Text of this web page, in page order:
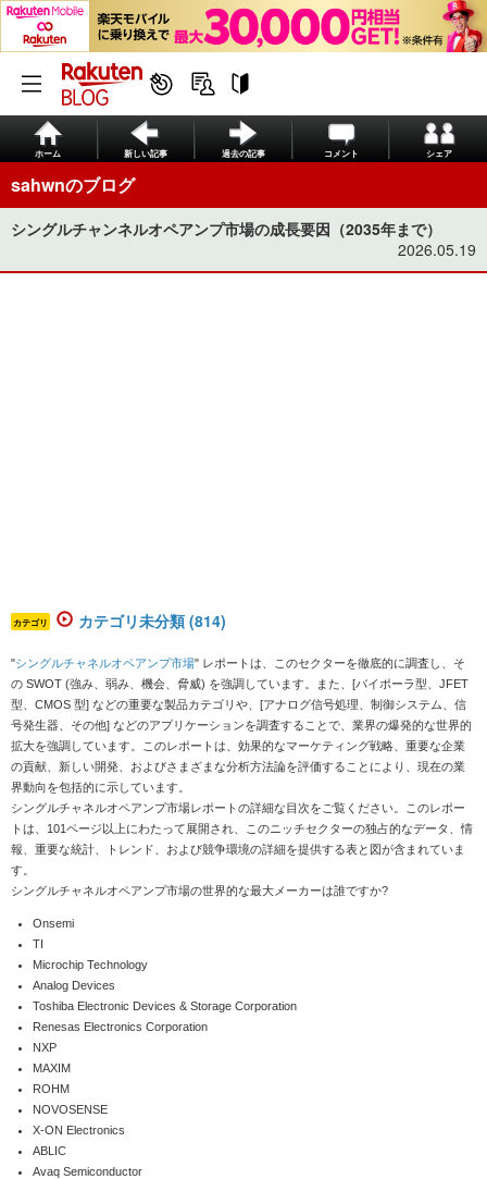
ホーム 新しい記事 過去の記事 コメント シェア
sahwnのブログ
シングルチャンネルオペアンプ市場の成長要因（2035年まで）
2026.05.19
カテゴリ カテゴリ未分類 (814)
"シングルチャネルオペアンプ市場" レポートは、このセクターを徹底的に調査し、そ
の SWOT (強み、弱み、機会、脅威) を強調しています。また、[バイポーラ型、JFET
型、CMOS 型] などの重要な製品カテゴリや、[アナログ信号処理、制御システム、信
号発生器、その他] などのアプリケーションを調査することで、業界の爆発的な世界的
拡大を強調しています。このレポートは、効果的なマーケティング戦略、重要な企業
の貢献、新しい開発、およびさまざまな分析方法論を評価することにより、現在の業
界動向を包括的に示しています。
シングルチャネルオペアンプ市場レポートの詳細な目次をご覧ください。このレポー
トは、 101ページ以上にわたって展開され、このニッチセクターの独占的なデータ、情
報、重要な統計、トレンド、および競争環境の詳細を提供する表と図が含まれていま
す。
シングルチャネルオペアンプ市場の世界的な最大メーカーは誰ですか?
Onsemi
TI
Microchip Technology
Analog Devices
Toshiba Electronic Devices & Storage Corporation
Renesas Electronics Corporation
NXP
MAXIM
ROHM
NOVOSENSE
X-ON Electronics
ABLIC
Avaq Semiconductor